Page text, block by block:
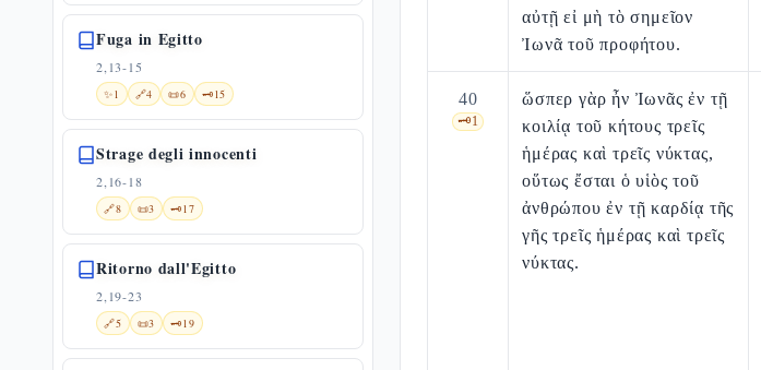
Fuga in Egitto
2,13-15
✨1 🔗4 📜6 🗝️15
Strage degli innocenti
2,16-18
🔗8 📜3 🗝️17
Ritorno dall'Egitto
2,19-23
🔗5 📜3 🗝️19
αὐτῇ εἰ μὴ τὸ σημεῖον
Ἰωνᾶ τοῦ προφήτου.
40
🗝️1
ὥσπερ γὰρ ἦν Ἰωνᾶς ἐν τῇ
κοιλίᾳ τοῦ κήτους τρεῖς
ἡμέρας καὶ τρεῖς νύκτας,
οὕτως ἔσται ὁ υἱὸς τοῦ
ἀνθρώπου ἐν τῇ καρδίᾳ τῆς
γῆς τρεῖς ἡμέρας καὶ τρεῖς
νύκτας.